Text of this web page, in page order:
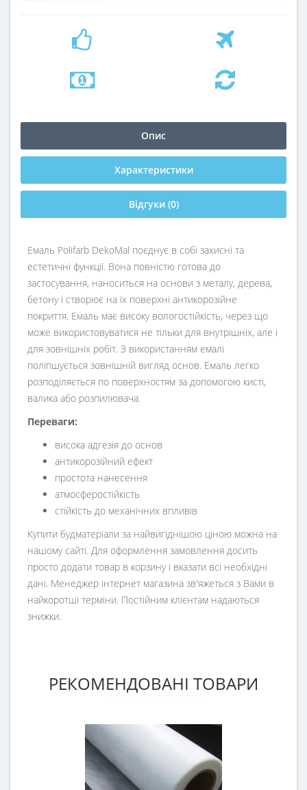
Опис
Характеристики
Відгуки (0)
Емаль Polifarb DekoMal поєднує в собі захисні та
естетичні функції. Вона повністю готова до
застосування, наноситься на основи з металу, дерева,
бетону і створює на їх поверхні антикорозійне
покриття. Емаль має високу вологостійкість, через що
може використовуватися не тільки для внутрішніх, але і
для зовнішніх робіт. З використанням емалі
поліпшується зовнішній вигляд основ. Емаль легко
розподіляється по поверхностям за допомогою кисті,
валика або розпилювача.
Переваги:
висока адгезія до основ
антикорозійний ефект
простота нанесення
атмосферостійкість
стійкість до механічних впливів
Купити будматеріали за найвигіднішою ціною можна на
нашому сайті. Для оформлення замовлення досить
просто додати товар в корзину і вказати всі необхідні
дані. Менеджер інтернет магазина зв'яжеться з Вами в
найкоротші терміни. Постійним клієнтам надаються
знижки.
РЕКОМЕНДОВАНІ ТОВАРИ